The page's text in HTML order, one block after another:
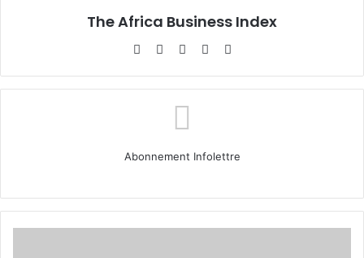
The Africa Business Index
WebsiteFacebook
X Linkedin
Abonnement Infolettre